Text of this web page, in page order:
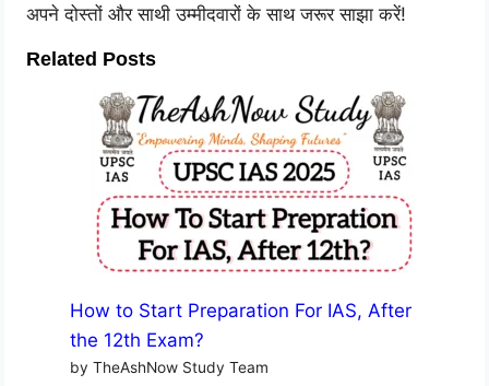
अपने दोस्तों और साथी उम्मीदवारों के साथ जरूर साझा करें!
Related Posts
How to Start Preparation For IAS, After
the 12th Exam?
by TheAshNow Study Team